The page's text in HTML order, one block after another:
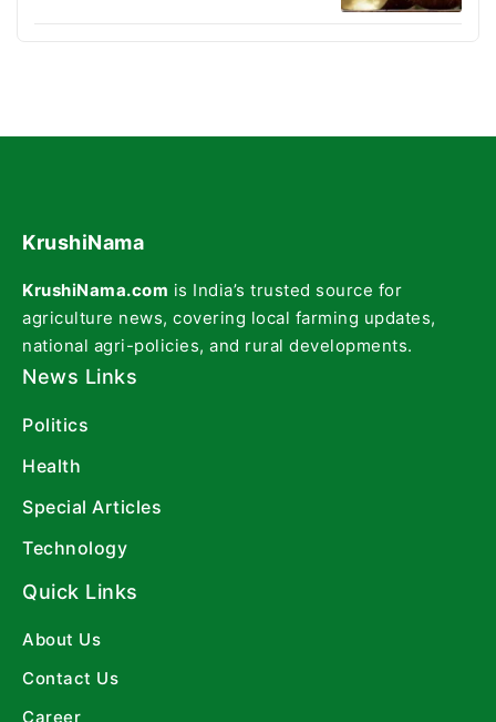
KrushiNama
KrushiNama.com is India’s trusted source for
agriculture news, covering local farming updates,
national agri-policies, and rural developments.
News Links
Politics
Health
Special Articles
Technology
Quick Links
About Us
Contact Us
Career